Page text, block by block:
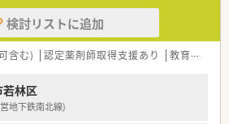
検討リストに追加
含む) 認定薬剤師取得支援あり 教育制度あり
若林区
地下鉄南北線)